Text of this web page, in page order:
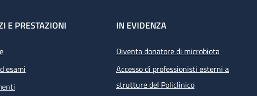
E PRESTAZIONI
esami
IN EVIDENZA
Diventa donatore di microbiota
Accesso di professionisti esterni a
strutture del Policlinico